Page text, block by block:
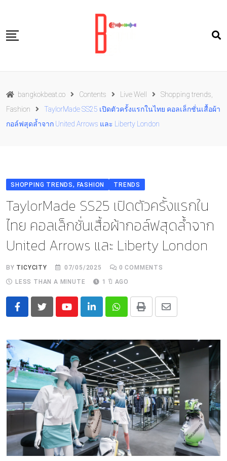
content
Food
Culture
bangkokbeat.co Contents Live Well
Shopping trends,
Fashion
TaylorMade SS25 เปิดตัวครั้งแรกในไทย คอลเล็กชั่นเสื้อผ้า
กอล์ฟสุดล้ำจาก United Arrows และ Liberty London
SHOPPING TRENDS, FASHION TRENDS
TaylorMade SS25 เปิดตัวครั้งแรกใน
ไทย คอลเล็กชั่นเสื้อผ้ากอล์ฟสุดล้ำจาก
United Arrows และ Liberty London
BY TICYCITY 07/05/2025 0 COMMENTS
LESS THAN A MINUTE
1 ปี AGO
YoutubeLinkedInWhatsapp
Print
Share
Email